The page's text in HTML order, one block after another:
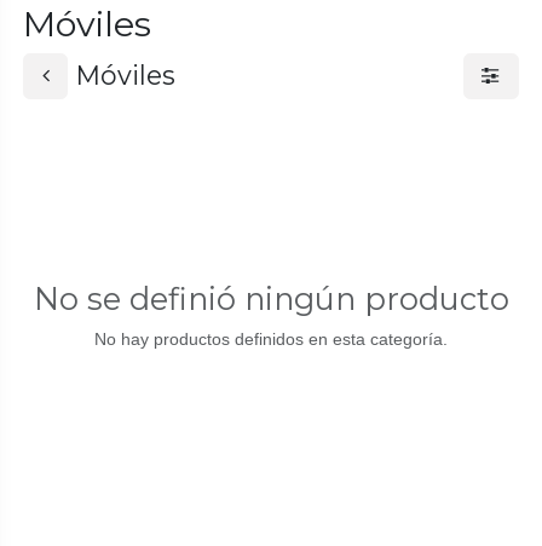
Móviles
Móviles
No se definió ningún producto
No hay productos definidos en esta categoría.